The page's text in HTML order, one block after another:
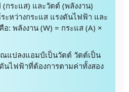
กระแส) และวัตต์ (พลังงาน)
ะหว่างกระแส แรงดันไฟฟ้า และ
: พลังงาน (W) = กระแส (A) ×
แปลงแอมป์เป็นวัตต์ วัตต์เป็น
ไฟฟ้าที่ต้องการตามค่าทั้งสอง